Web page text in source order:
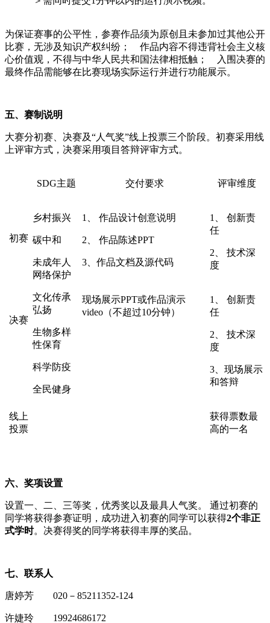
为保证赛事的公平性，参赛作品须为原创且未参加过其他公开
比赛，无涉及知识产权纠纷； 作品内容不得违背社会主义核
心价值观，不得与中华人民共和国法律相抵触； 入围决赛的
最终作品需能够在比赛现场实际运行并进行功能展示。
五、赛制说明
大赛分初赛、决赛及“人气奖”线上投票三个阶段。初赛采用线
上评审方式，决赛采用项目答辩评审方式。
SDG主题 交付要求 评审维度
初赛
乡村振兴
碳中和
未成年人
网络保护
文化传承
弘扬
生物多样
性保育
科学防疫
全民健身
1、 作品设计创意说明
2、 作品陈述PPT
3、作品文档及源代码
1、 创新责
任
2、 技术深
度
决赛
现场展示PPT或作品演示
video（不超过10分钟）
1、 创新责
任
2、 技术深
度
3、现场展示
和答辩
线上
投票
获得票数最
高的一名
六、奖项设置
设置一、二、三等奖，优秀奖以及最具人气奖。 通过初赛的
同学将获得参赛证明，成功进入初赛的同学可以获得2个非正
式学时。决赛得奖的同学将获得丰厚的奖品。
七、联系人
唐婷芳 020－85211352-124
许婕玲 19924686172